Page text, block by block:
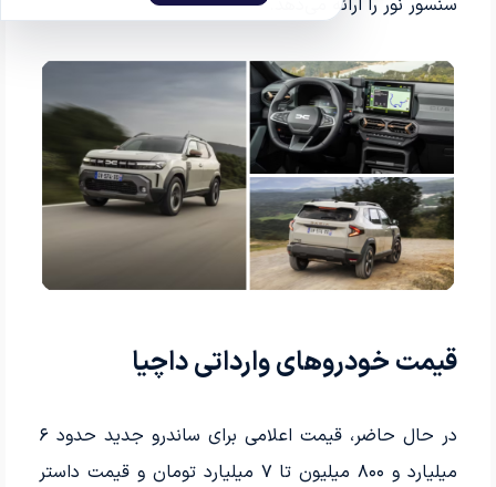
سنسور نور را ارائه می‌دهد.
قیمت خودروهای وارداتی داچیا
در حال حاضر، قیمت اعلامی برای ساندرو جدید حدود ۶
میلیارد و ۸۰۰ میلیون تا ۷ میلیارد تومان و قیمت داستر